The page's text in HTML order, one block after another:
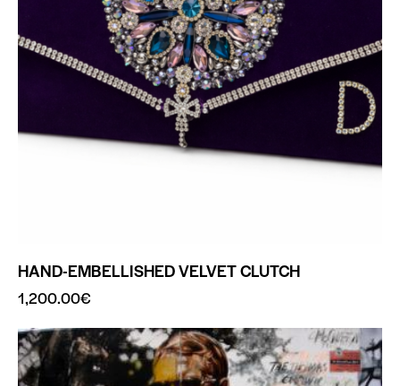
HAND-EMBELLISHED VELVET CLUTCH
1,200.00€